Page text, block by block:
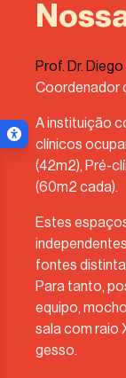
menu
Menu de
Prof. Dr.
Coordenador
A instituição
clínicos
(42m2), Pré-
(60m2 cada).
Estes
fontes
Para tanto,
equipo,
sala com raio
gesso.